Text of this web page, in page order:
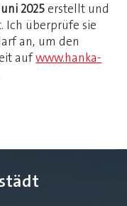
2025erstellt und
Ich überprüfe sie
an, um den
aufwww.hanka-